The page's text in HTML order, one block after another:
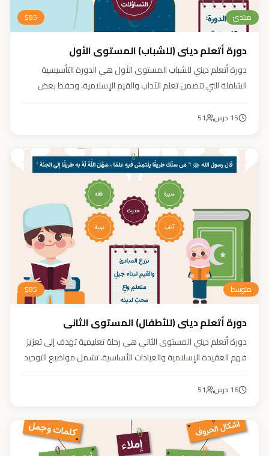
مبتدئ $85
دورة أتعلم ديني (للشباب) المستوى الأول
دورة أتعلم ديني للشباب المستوى الأول هي الدورة التأسيسية
الشاملة التي تتضمن تعلم الآداب والقيم الإسلامية، وحفظ بعض
السيرة النبوية (فقه، عقيدة، سيرة).
15 درس 51
متوسط $85
دورة أتعلم ديني (للأطفال) المستوى الثاني
دورة أتعلم ديني المستوى الثاني هي رحلة تعليمية تهدف إلى تعزيز
فهم العقيدة الإسلامية والعبادات الأساسية. تشمل مواضيع التوحيد
وتربية أبنائنا تربية إيمانية وأخلاقية وعلمية ونفسية واجتماعية.
16 درس 51